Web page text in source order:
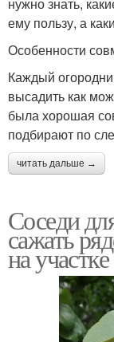
нужно знать,
ему пользу, а
Особенности
Каждый
высадить как
была хорошая
подбирают по
читать дальше →
Соседи
сажать
на участке